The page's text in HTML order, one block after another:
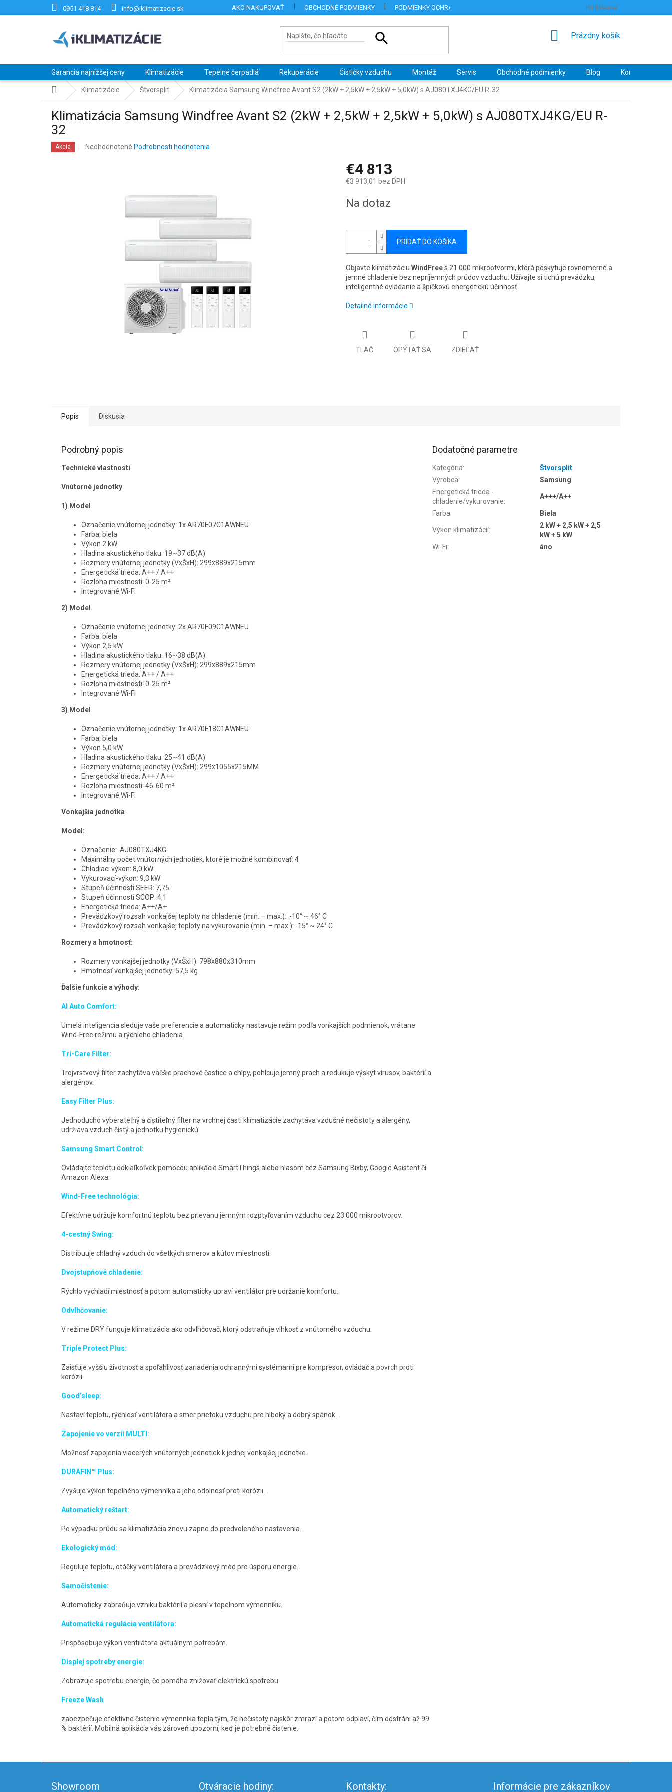
0951 418 814 info@iklimatizacie.sk AKO NAKUPOVAŤ OBCHODNÉ PODMIENKY PODMIENKY OCHRANY OSOBNÝCH ÚDAJOV HODNOTENIE OBCHODU
Prihlásenie
NÁKUPNÝ
Prázdny košík
Garancia najnižšej ceny Klimatizácie Tepelné čerpadlá Rekuperácie Čističky vzduchu Montáž Servis Obchodné podmienky Blog Kontakty
DomovKlimatizácie Štvorsplit Klimatizácia Samsung Windfree Avant S2 (2kW + 2,5kW + 2,5kW + 5,0kW) s AJ080TXJ4KG/EU R-32
Klimatizácia Samsung Windfree Avant S2 (2kW + 2,5kW + 2,5kW + 5,0kW) s AJ080TXJ4KG/EU R-
32
Akcia
Priemerné
Neohodnotené Podrobnosti hodnotenia
€4 813
€3 913,01 bez DPH
cena:
Na dotaz
PRIDAŤ DO KOŠÍKA
Objavte klimatizáciu WindFrees 21 000 mikrootvormi, ktorá poskytuje rovnomerné a
jemné chladenie bez nepríjemných prúdov vzduchu. Užívajte si tichú prevádzku,
inteligentné ovládanie a špičkovú energetickú účinnosť.
Detailné informácie
TLAČ OPÝTAŤ SA ZDIEĽAŤ
Popis Diskusia
Podrobný popis
Technické vlastnosti
Vnútorné jednotky
1) Model
Označenie vnútornej jednotky: 1x AR70F07C1AWNEU
Farba: biela
Výkon 2 kW
Hladina akustického tlaku: 19~37 dB(A)
Rozmery vnútornej jednotky (VxŠxH): 299x889x215mm
Energetická trieda: A++ / A++
Rozloha miestnosti: 0-25 m²
Integrované Wi-Fi
2) Model
Označenie vnútornej jednotky: 2x AR70F09C1AWNEU
Farba: biela
Výkon 2,5 kW
Hladina akustického tlaku: 16~38 dB(A)
Rozmery vnútornej jednotky (VxŠxH): 299x889x215mm
Energetická trieda: A++ / A++
Rozloha miestnosti: 0-25 m²
Integrované Wi-Fi
3) Model
Označenie vnútornej jednotky: 1x AR70F18C1AWNEU
Farba: biela
Výkon 5,0 kW
Hladina akustického tlaku: 25~41 dB(A)
Rozmery vnútornej jednotky (VxŠxH): 299x1055x215MM
Energetická trieda: A++ / A++
Rozloha miestnosti: 46-60 m²
Integrované Wi-Fi
Vonkajšia jednotka
Model:
Označenie: AJ080TXJ4KG
Maximálny počet vnútorných jednotiek, ktoré je možné kombinovať: 4
Chladiaci výkon: 8,0 kW
Vykurovací-výkon: 9,3 kW
Stupeň účinnosti SEER: 7,75
Stupeň účinnosti SCOP: 4,1
Energetická trieda: A++/A+
Prevádzkový rozsah vonkajšej teploty na chladenie (min. – max.): -10° ~ 46° C
Prevádzkový rozsah vonkajšej teploty na vykurovanie (min. – max.): -15° ~ 24° C
Rozmery a hmotnosť:
Rozmery vonkajšej jednotky (VxŠxH): 798x880x310mm
Hmotnosť vonkajšej jednotky: 57,5 kg
Ďalšie funkcie a výhody:
AI Auto Comfort:
Umelá inteligencia sleduje vaše preferencie a automaticky nastavuje režim podľa vonkajších podmienok, vrátane
Wind-Free režimu a rýchleho chladenia.
Tri-Care Filter:
Trojvrstvový filter zachytáva väčšie prachové častice a chlpy, pohlcuje jemný prach a redukuje výskyt vírusov, baktérií a
alergénov.
Easy Filter Plus:
Jednoducho vyberateľný a čistiteľný filter na vrchnej časti klimatizácie zachytáva vzdušné nečistoty a alergény,
udržiava vzduch čistý a jednotku hygienickú.
Samsung Smart Control:
Ovládajte teplotu odkiaľkoľvek pomocou aplikácie SmartThings alebo hlasom cez Samsung Bixby, Google Asistent či
Amazon Alexa.
Wind-Free technológia:
Efektívne udržuje komfortnú teplotu bez prievanu jemným rozptyľovaním vzduchu cez 23 000 mikrootvorov.
4-cestný Swing:
Distribuuje chladný vzduch do všetkých smerov a kútov miestnosti.
Dvojstupňové chladenie:
Rýchlo vychladí miestnosť a potom automaticky upraví ventilátor pre udržanie komfortu.
Odvlhčovanie:
V režime DRY funguje klimatizácia ako odvlhčovač, ktorý odstraňuje vlhkosť z vnútorného vzduchu.
Triple Protect Plus:
Zaisťuje vyššiu životnosť a spoľahlivosť zariadenia ochrannými systémami pre kompresor, ovládač a povrch proti
korózii.
Good’sleep:
Nastaví teplotu, rýchlosť ventilátora a smer prietoku vzduchu pre hlboký a dobrý spánok.
Zapojenie vo verzii MULTI:
Možnosť zapojenia viacerých vnútorných jednotiek k jednej vonkajšej jednotke.
DURAFIN™ Plus:
Zvyšuje výkon tepelného výmenníka a jeho odolnosť proti korózii.
Automatický reštart:
Po výpadku prúdu sa klimatizácia znovu zapne do predvoleného nastavenia.
Ekologický mód:
Reguluje teplotu, otáčky ventilátora a prevádzkový mód pre úsporu energie.
Samočistenie:
Automaticky zabraňuje vzniku baktérií a plesní v tepelnom výmenníku.
Automatická regulácia ventilátora:
Prispôsobuje výkon ventilátora aktuálnym potrebám.
Displej spotreby energie:
Zobrazuje spotrebu energie, čo pomáha znižovať elektrickú spotrebu.
Freeze Wash
zabezpečuje efektívne čistenie výmenníka tepla tým, že nečistoty najskôr zmrazí a potom odplaví, čím odstráni až 99
% baktérií. Mobilná aplikácia vás zároveň upozorní, keď je potrebné čistenie.
Dodatočné parametre
Kategória:
Štvorsplit
Výrobca:
Samsung
Energetická trieda -
chladenie/vykurovanie:
A+++/A++
Farba: Biela
Výkon klimatizácií:
2 kW + 2,5 kW + 2,5
kW + 5 kW
Wi-Fi: áno
Showroom Otváracie hodiny: Kontakty: Informácie pre zákazníkov